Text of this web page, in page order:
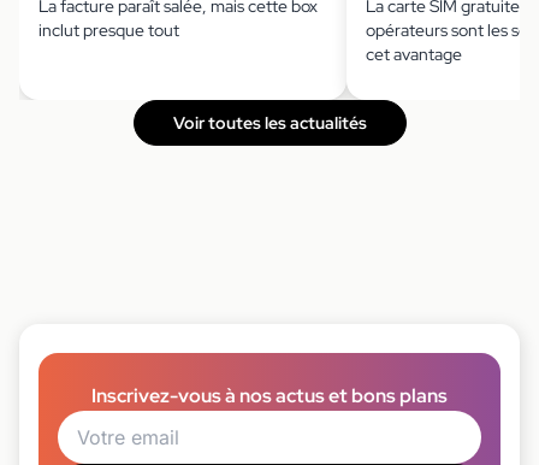
La facture paraît salée, mais cette box
inclut presque tout
La carte SIM gratuite ?
opérateurs sont les
cet avantage
Voir toutes les actualités
Inscrivez-vous à nos actus et bons plans